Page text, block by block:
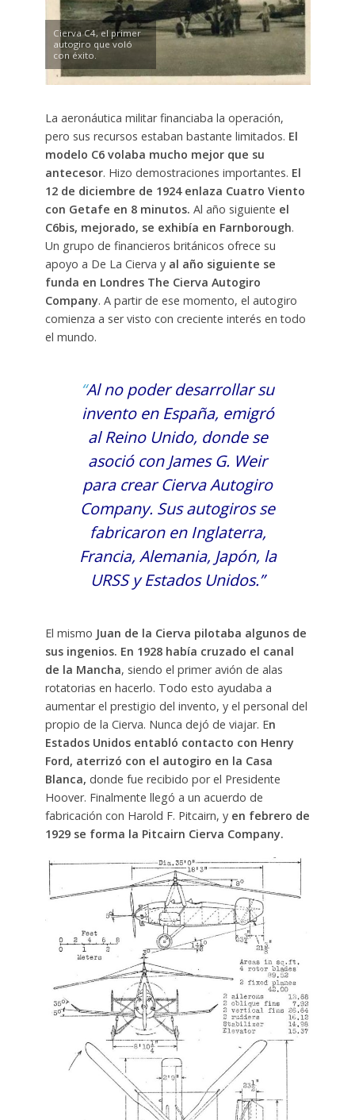
Cierva C4, el primer
autogiro que voló
con éxito.
La aeronáutica militar financiaba la operación,
pero sus recursos estaban bastante limitados. El
modelo C6 volaba mucho mejor que su
antecesor. Hizo demostraciones importantes. El
12 de diciembre de 1924 enlaza Cuatro Viento
con Getafe en 8 minutos. Al año siguiente el
C6bis, mejorado, se exhibía en Farnborough.
Un grupo de financieros británicos ofrece su
apoyo a De La Cierva y al año siguiente se
funda en Londres The Cierva Autogiro
Company. A partir de ese momento, el autogiro
comienza a ser visto con creciente interés en todo
el mundo.
“Al no poder desarrollar su
invento en España, emigró
al Reino Unido, donde se
asoció con James G. Weir
para crear Cierva Autogiro
Company. Sus autogiros se
fabricaron en Inglaterra,
Francia, Alemania, Japón, la
URSS y Estados Unidos.”
El mismo Juan de la Cierva pilotaba algunos de
sus ingenios. En 1928 había cruzado el canal
de la Mancha, siendo el primer avión de alas
rotatorias en hacerlo. Todo esto ayudaba a
aumentar el prestigio del invento, y el personal del
propio de la Cierva. Nunca dejó de viajar. En
Estados Unidos entabló contacto con Henry
Ford, aterrizó con el autogiro en la Casa
Blanca, donde fue recibido por el Presidente
Hoover. Finalmente llegó a un acuerdo de
fabricación con Harold F. Pitcairn, y en febrero de
1929 se forma la Pitcairn Cierva Company.